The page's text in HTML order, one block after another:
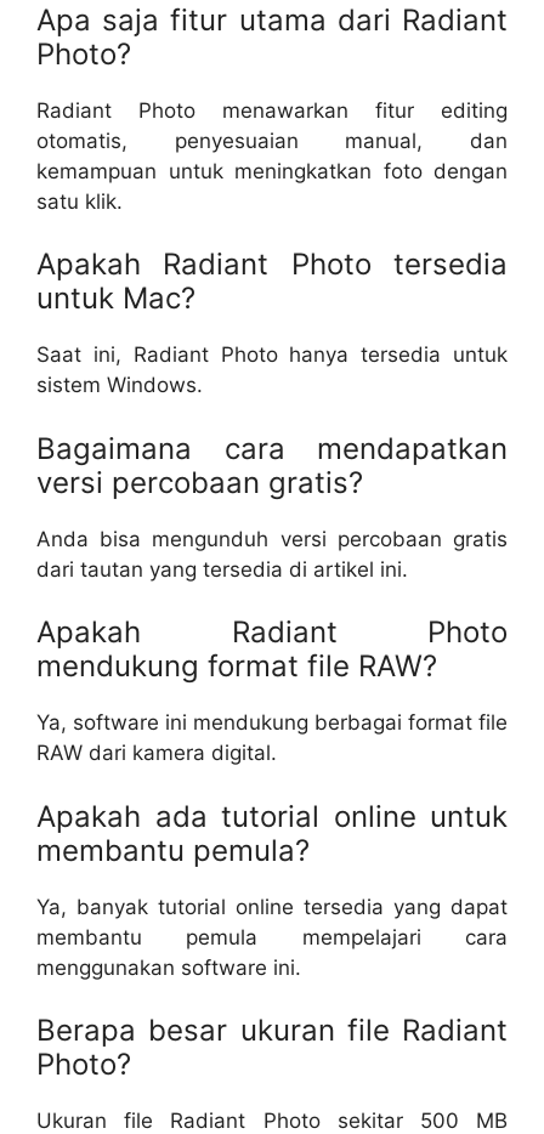
Apa saja fitur utama dari Radiant
Photo?
Radiant Photo menawarkan fitur editing
otomatis, penyesuaian manual, dan
kemampuan untuk meningkatkan foto dengan
satu klik.
Apakah Radiant Photo tersedia
untuk Mac?
Saat ini, Radiant Photo hanya tersedia untuk
sistem Windows.
Bagaimana cara mendapatkan
versi percobaan gratis?
Anda bisa mengunduh versi percobaan gratis
dari tautan yang tersedia di artikel ini.
Apakah Radiant Photo
mendukung format file RAW?
Ya, software ini mendukung berbagai format file
RAW dari kamera digital.
Apakah ada tutorial online untuk
membantu pemula?
Ya, banyak tutorial online tersedia yang dapat
membantu pemula mempelajari cara
menggunakan software ini.
Berapa besar ukuran file Radiant
Photo?
Ukuran file Radiant Photo sekitar 500 MB